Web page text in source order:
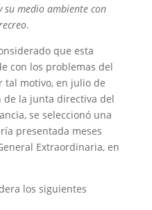
medio ambiente con
.
que esta
con los problemas del
tal motivo, en julio de
de la junta directiva del
se seleccionó una
presentada meses
Extraordinaria, en
los siguientes